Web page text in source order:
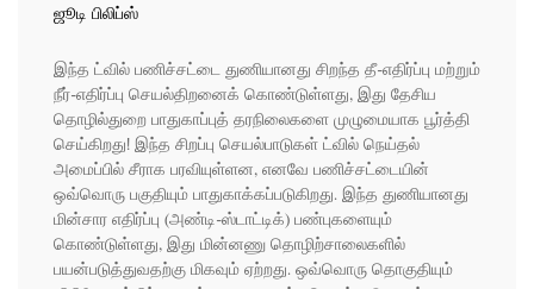
ஜூடி பிலிப்ஸ்
இந்த ட்வில் பணிச்சட்டை துணியானது சிறந்த தீ-எதிர்ப்பு மற்றும்
நீர்-எதிர்ப்பு செயல்திறனைக் கொண்டுள்ளது, இது தேசிய
தொழில்துறை பாதுகாப்புத் தரநிலைகளை முழுமையாக பூர்த்தி
செய்கிறது! இந்த சிறப்பு செயல்பாடுகள் ட்வில் நெய்தல்
அமைப்பில் சீராக பரவியுள்ளன, எனவே பணிச்சட்டையின்
ஒவ்வொரு பகுதியும் பாதுகாக்கப்படுகிறது. இந்த துணியானது
மின்சார எதிர்ப்பு (அண்டி-ஸ்டாட்டிக்) பண்புகளையும்
கொண்டுள்ளது, இது மின்னணு தொழிற்சாலைகளில்
பயன்படுத்துவதற்கு மிகவும் ஏற்றது. ஒவ்வொரு தொகுதியும்